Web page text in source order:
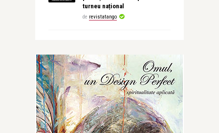
turneu național
de revistatango